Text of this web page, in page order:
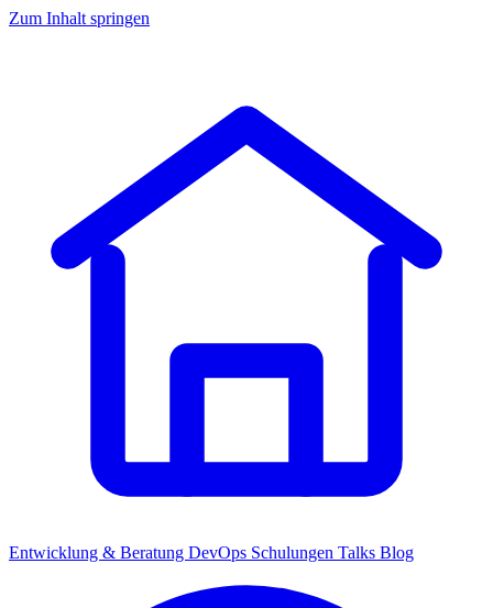
Zum Inhalt springen
Entwicklung & Beratung DevOps Schulungen Talks Blog